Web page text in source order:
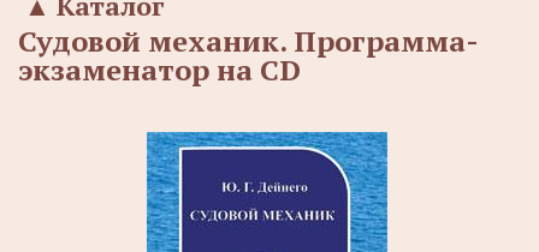
Судовой механик. Программа-
экзаменатор на CD